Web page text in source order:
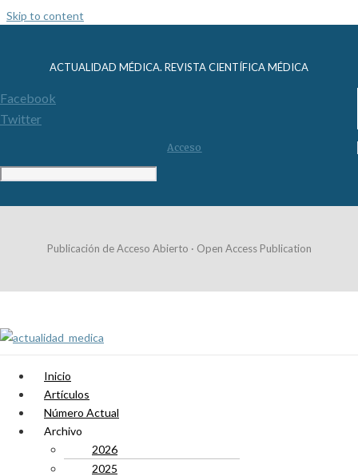
Skip to content
ACTUALIDAD MÉDICA. REVISTA CIENTÍFICA MÉDICA
Facebook
Twitter
Acceso
Publicación de Acceso Abierto · Open Access Publication
Inicio
Artículos
Número Actual
Archivo
2026
2025